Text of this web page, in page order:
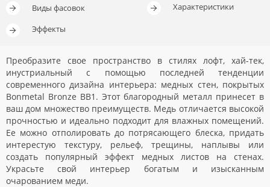
Преобразите свое пространство в стилях лофт, хай-тек,
инустриальный с помощью последней тенденции
современного дизайна интерьера: медных стен, покрытых
Bonmetal Bronze BB1. Этот благородный металл принесет в
ваш дом множество преимуществ. Медь отличается высокой
прочностью и идеально подходит для влажных помещений.
Ее можно отполировать до потрясающего блеска, придать
интерестую текстуру, рельеф, трещины, наплывы или
создать популярный эффект медных листов на стенах.
Украсьте свой интерьер богатым и изысканным
очарованием меди.
Виды фасовок Характеристики
Эффекты